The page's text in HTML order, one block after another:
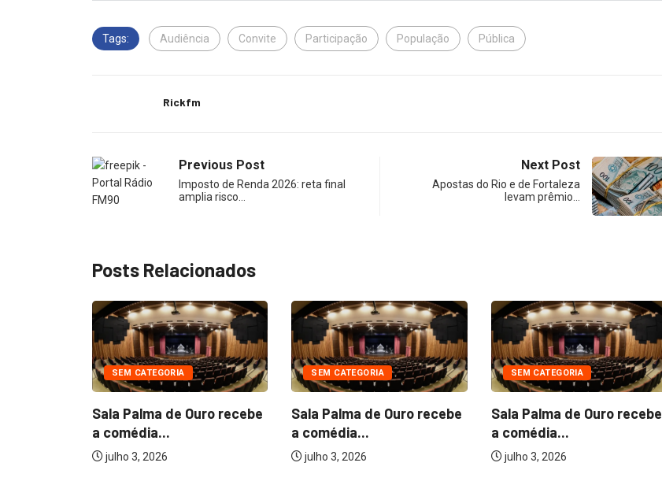
Tags: Audiência Convite Participação População Pública
Rickfm
Previous Post
Imposto de Renda 2026: reta final
amplia risco…
Next Post
Apostas do Rio e de Fortaleza
levam prêmio…
Posts Relacionados
SEM CATEGORIA
Sala Palma de Ouro recebe
a comédia...
julho 3, 2026
SEM CATEGORIA
Sala Palma de Ouro recebe
a comédia...
julho 3, 2026
SEM CATEGORIA
Sala Palma de Ouro recebe
a comédia...
julho 3, 2026